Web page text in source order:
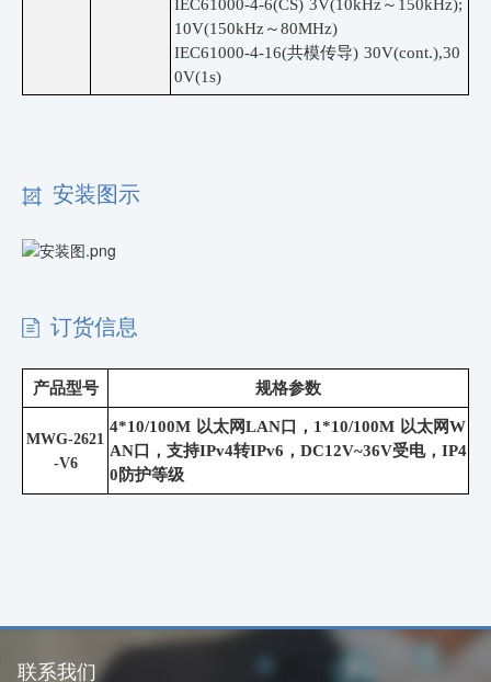
IEC61000-4-6(CS) 3V(10kHz～150kHz);
10V(150kHz～80MHz)
IEC61000-4-16(共模传导) 30V(cont.),30
0V(1s)
安装图示
订货信息
产品型号 规格参数
MWG-2621
-V6
4*10/100M 以太网LAN口，1*10/100M 以太网W
AN口 ，支持IPv4转IPv6 ， DC12V~36V受电，IP4
0防护等级
联系我们